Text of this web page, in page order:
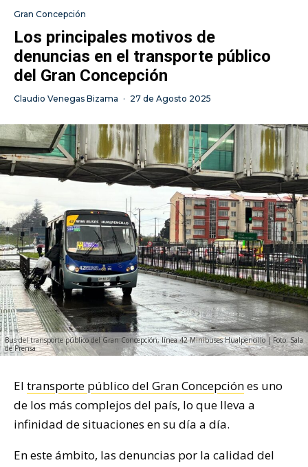
Gran Concepción
Los principales motivos de
denuncias en el transporte público
del Gran Concepción
Claudio Venegas Bizama · 27 de Agosto 2025
Bus del transporte público del Gran Concepción, línea 42 Minibuses Hualpencillo | Foto: Sala
de Prensa
El transporte público del Gran Concepciónes uno
de los más complejos del país, lo que lleva a
infinidad de situaciones en su día a día.
En este ámbito, las denuncias por la calidad del